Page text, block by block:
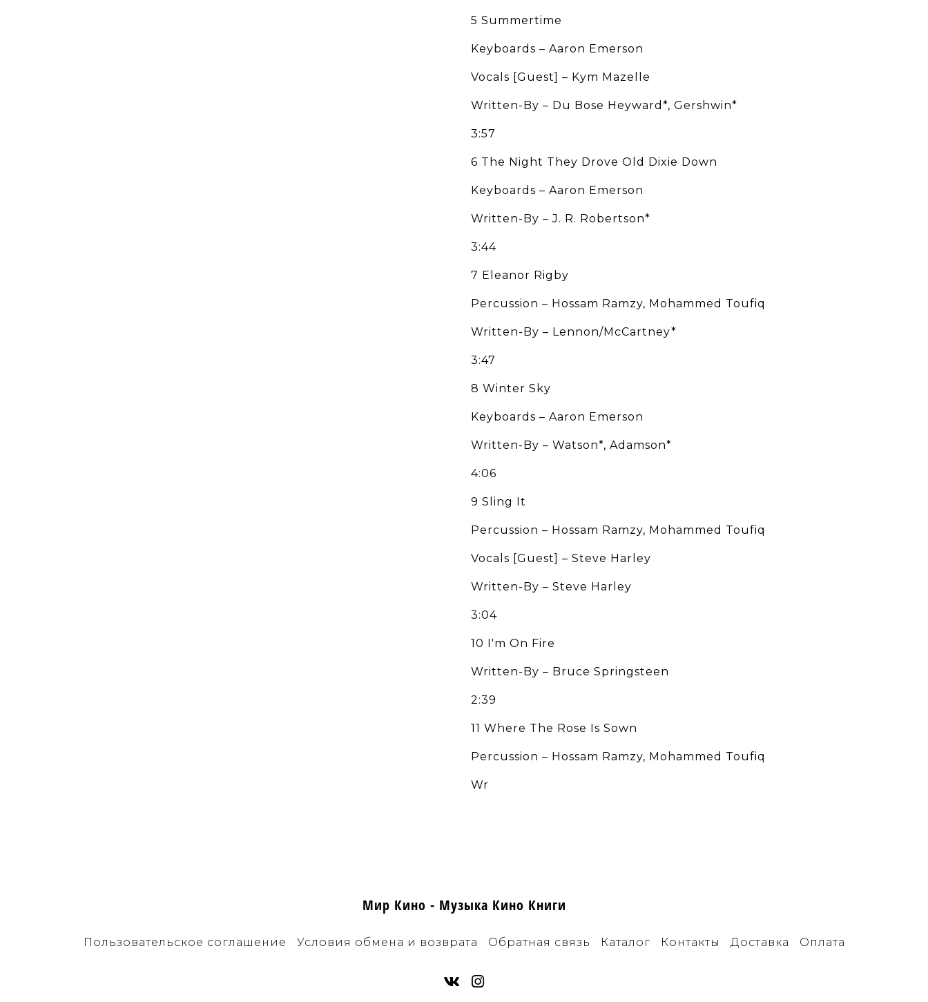
5 Summertime
Keyboards – Aaron Emerson
Vocals [Guest] – Kym Mazelle
Written-By – Du Bose Heyward*, Gershwin*
3:57
6 The Night They Drove Old Dixie Down
Keyboards – Aaron Emerson
Written-By – J. R. Robertson*
3:44
7 Eleanor Rigby
Percussion – Hossam Ramzy, Mohammed Toufiq
Written-By – Lennon/McCartney*
3:47
8 Winter Sky
Keyboards – Aaron Emerson
Written-By – Watson*, Adamson*
4:06
9 Sling It
Percussion – Hossam Ramzy, Mohammed Toufiq
Vocals [Guest] – Steve Harley
Written-By – Steve Harley
3:04
10 I'm On Fire
Written-By – Bruce Springsteen
2:39
11 Where The Rose Is Sown
Percussion – Hossam Ramzy, Mohammed Toufiq
Wr
Мир Кино - Музыка Кино Книги
Пользовательское соглашение Условия обмена и возврата Обратная связь Каталог Контакты Доставка Оплата